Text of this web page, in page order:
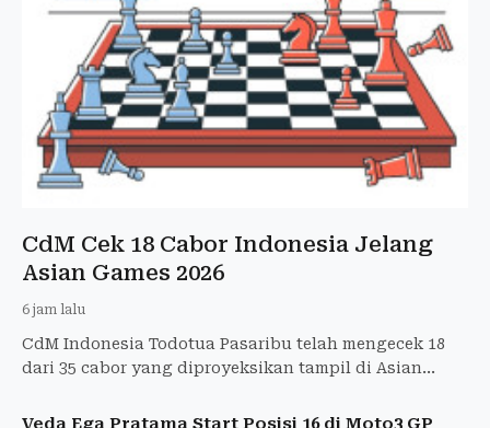
CdM Cek 18 Cabor Indonesia Jelang
Asian Games 2026
6 jam lalu
CdM Indonesia Todotua Pasaribu telah mengecek 18
dari 35 cabor yang diproyeksikan tampil di Asian